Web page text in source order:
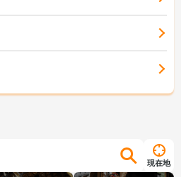
現在地